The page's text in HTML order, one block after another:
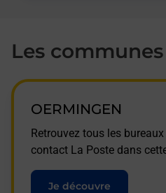
Les
OERMINGEN
Retrouvez tous les
contact La Poste dans
Je découvre